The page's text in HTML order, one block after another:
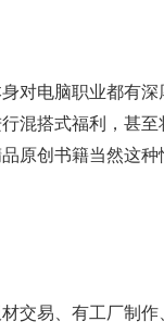
电脑职业都有深
混搭式福利，甚
原创书籍当然这
易、有工厂制作